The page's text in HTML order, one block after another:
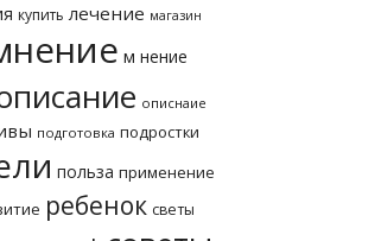
купить лечение магазин
м нение
описнаие
подготовка подростки
польза применение
ребенок светы